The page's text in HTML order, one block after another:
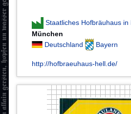
Staatliches Hofbräuhaus in
München
Deutschland
Bayern
http://hofbraeuhaus-hell.de/